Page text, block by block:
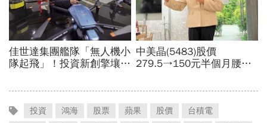
投資 鴻海 股票 蘋果 股價
台積電